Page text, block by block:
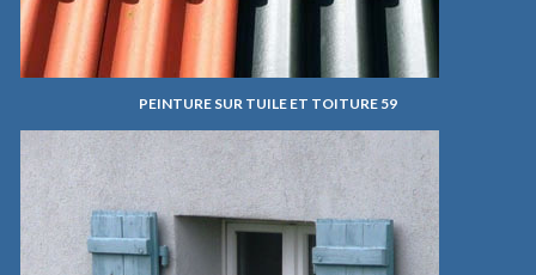
PEINTURE SUR TUILE ET TOITURE 59